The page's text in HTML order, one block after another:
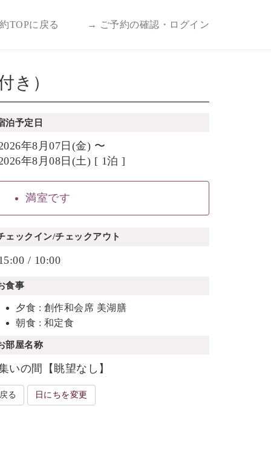
TOPに戻る → ご予約の確認・ログイン
き）
泊予定日
年8月07日(金) 〜
年8月08日(土) [ 1泊 ]
満室です
ェックイン/チェックアウト
/ 10:00
食事
夕食 : 創作和会席 美湖膳
朝食 : 和定食
部屋名称
いの間【眺望なし】
戻る 日にちを変更